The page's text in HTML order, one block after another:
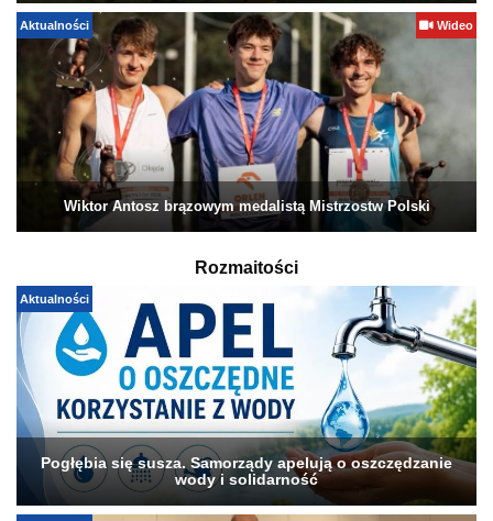
Aktualności Wideo
Wiktor Antosz brązowym medalistą Mistrzostw Polski
Rozmaitości
Aktualności
Pogłębia się susza. Samorządy apelują o oszczędzanie
wody i solidarność